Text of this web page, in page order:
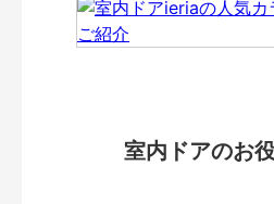
室内ドアのお